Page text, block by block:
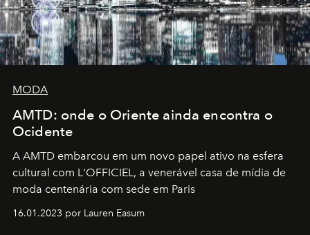
MODA
AMTD: onde o Oriente ainda encontra o
Ocidente
A AMTD embarcou em um novo papel ativo na esfera
cultural com L'OFFICIEL, a venerável casa de mídia de
moda centenária com sede em Paris
16.01.2023 por Lauren Easum